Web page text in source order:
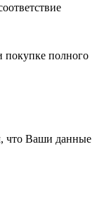
покупке полного
что Ваши данные